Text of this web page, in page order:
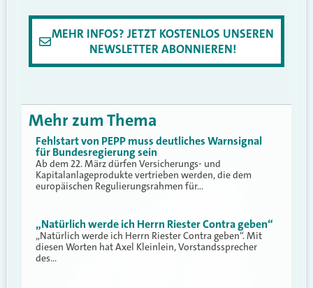
MEHR INFOS? JETZT KOSTENLOS UNSEREN
NEWSLETTER ABONNIEREN!
Mehr zum Thema
Fehlstart von PEPP muss deutliches Warnsignal
für Bundesregierung sein
Ab dem 22. März dürfen Versicherungs- und
Kapitalanlageprodukte vertrieben werden, die dem
europäischen Regulierungsrahmen für…
„Natürlich werde ich Herrn Riester Contra geben“
„Natürlich werde ich Herrn Riester Contra geben“. Mit
diesen Worten hat Axel Kleinlein, Vorstandssprecher
des…